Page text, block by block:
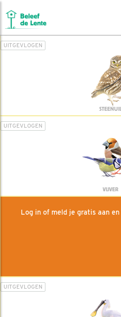
UITGEVLOGEN
UITGEVLOGEN
VIJVER
Log in of meld je gratis aan
UITGEVLOGEN